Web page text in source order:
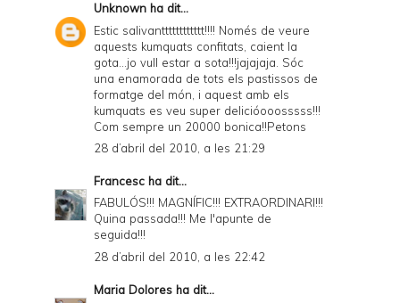
Unknown ha dit...
Estic salivantttttttttttt!!!! Només de veure
aquests kumquats confitats, caient la
gota...jo vull estar a sota!!!jajajaja. Sóc
una enamorada de tots els pastissos de
formatge del món, i aquest amb els
kumquats es veu super delicióooosssss!!!
Com sempre un 20000 bonica!!Petons
28 d’abril del 2010, a les 21:29
Francesc ha dit...
FABULÓS!!! MAGNÍFIC!!! EXTRAORDINARI!!!
Quina passada!!! Me l'apunte de
seguida!!!
28 d’abril del 2010, a les 22:42
Maria Dolores ha dit...